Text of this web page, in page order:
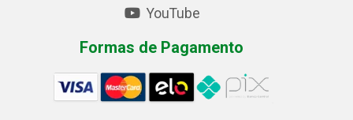
YouTube
Formas de Pagamento